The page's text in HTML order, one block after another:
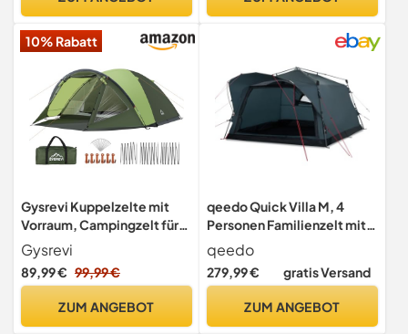
Wasserdicht & Robust |
10% Rabatt
Gysrevi Kuppelzelte mit
Vorraum, Campingzelt für
3-4 Person, Camping Zelt
für 4 Personen mit
Schlafzimmer, leichtes
Wandern, Rucksackreisen -
Gysrevi
89,99 € 99,99 €
ZUM ANGEBOT
qeedo Quick Villa M, 4
Personen Familienzelt mit
Quick-Up Schnellaufbau-
System - Wasserdichtes
Campingzelt, extra groß,
Vordach, Eingang & Fenster
qeedo
279,99 € gratis Versand
ZUM ANGEBOT